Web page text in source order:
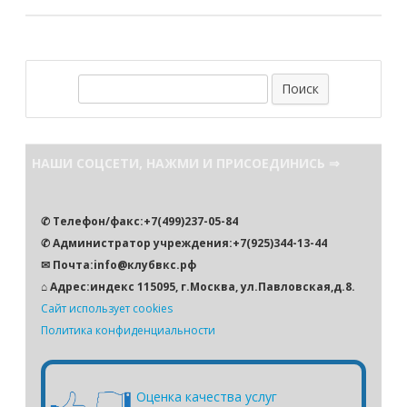
НАШИ СОЦСЕТИ, НАЖМИ И ПРИСОЕДИНИСЬ ⇒
✆ Телефон/факс:+7(499)237-05-84
✆ Администратор учреждения:+7(925)344-13-44
✉ Почта:info@клубвкс.рф
⌂ Адрес:индекс 115095, г.Москва, ул.Павловская,д.8.
Сайт использует cookies
Политика конфиденциальности
Оценка качества услуг